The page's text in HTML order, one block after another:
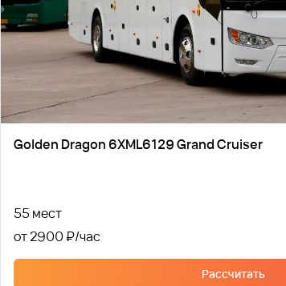
Golden Dragon 6XML6129 Grand Cruiser
55 мест
от 2900 ₽
Рассчитать